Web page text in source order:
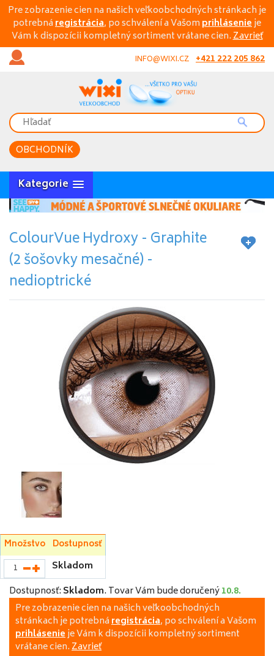
Pre zobrazenie cien na našich veľkoobchodných stránkach je
potrebnáregistrácia, po schválení a Vašom prihlásenieje
Vám k dispozícii kompletný sortiment vrátane cien.Zavrieť
INFO@WIXI.CZ +421 222 205 862
OBCHODNÍK
Kategorie
ColourVue Hydroxy - Graphite
(2 šošovky mesačné) -
nedioptrické
Množstvo Dostupnosť
Skladom
Dostupnosť: Skladom. Tovar Vám bude doručený10.8.
Pre zobrazenie cien na našich veľkoobchodných
stránkach je potrebnáregistrácia, po schválení a Vašom
prihlásenieje Vám k dispozícii kompletný sortiment
vrátane cien.Zavrieť